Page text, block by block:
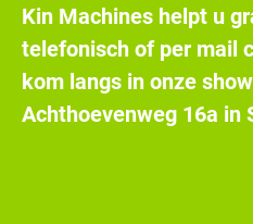
Kin Machines helpt u
telefonisch of per mail
kom langs in onze
Achthoevenweg 16a in